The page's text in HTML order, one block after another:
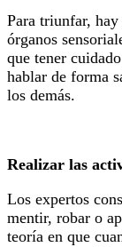
Para triunfar,
órganos
que tener
hablar de forma
los demás.
Realizar las
Los expertos
mentir, robar o
teoría en que